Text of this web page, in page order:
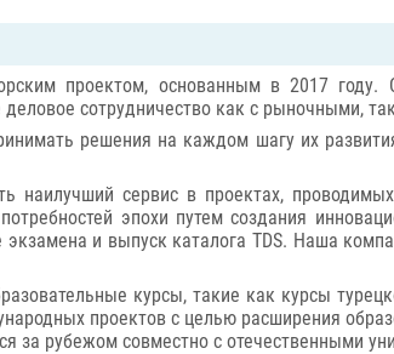
проектом, основанным в 2017
сотрудничество как с рыночными,
решения на каждом шагу их
наилучший сервис в проектах,
эпохи путем создания
и выпуск каталога TDS. Наша
курсы, такие как курсы
проектов с целью расширения
за рубежом совместно с отечественными